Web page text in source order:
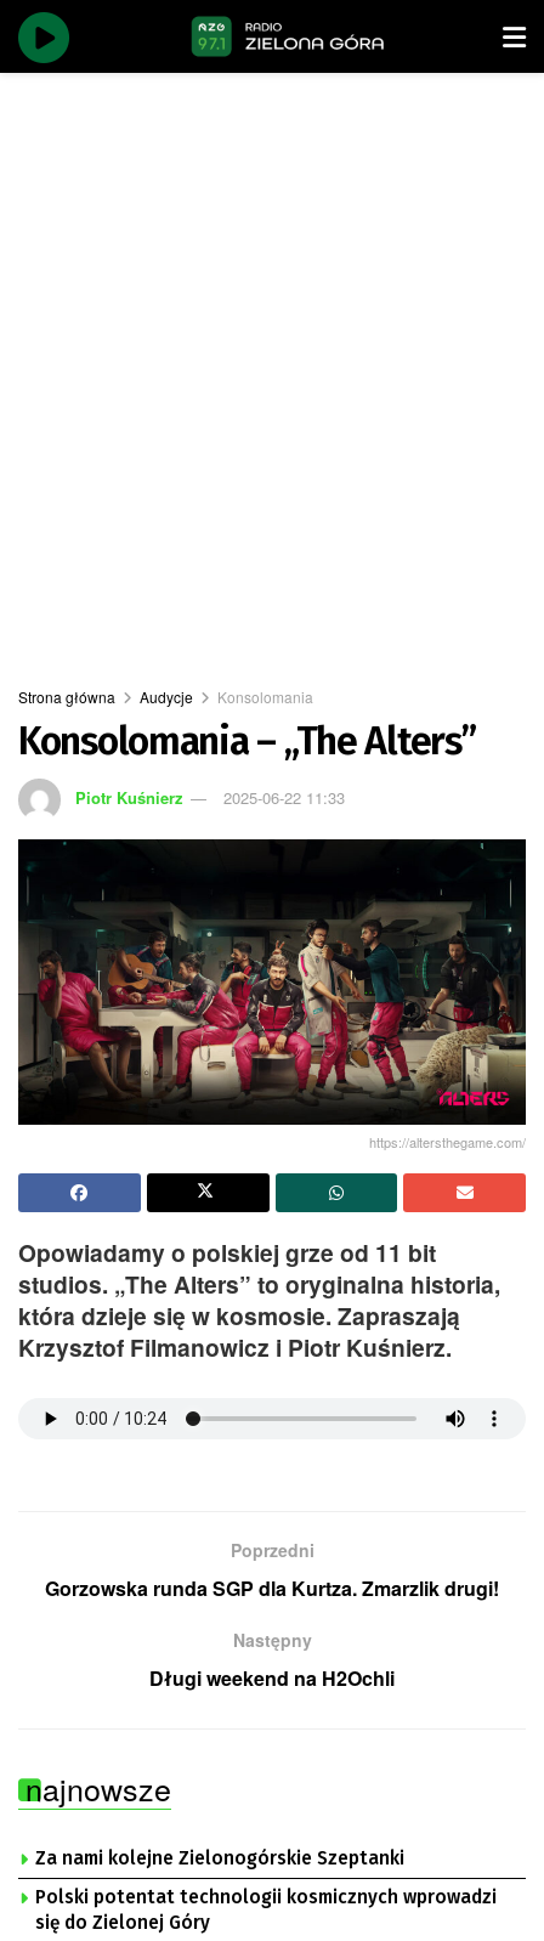
Strona główna Audycje Konsolomania
Konsolomania – „The Alters”
Piotr Kuśnierz 2025-06-22 11:33
https://altersthegame.com/
Opowiadamy o polskiej grze od 11 bit
studios. „The Alters” to oryginalna historia,
która dzieje się w kosmosie. Zapraszają
Krzysztof Filmanowicz i Piotr Kuśnierz.
Poprzedni
Gorzowska runda SGP dla Kurtza. Zmarzlik drugi!
Następny
Długi weekend na H2Ochli
najnowsze
Za nami kolejne Zielonogórskie Szeptanki
Polski potentat technologii kosmicznych wprowadzi
się do Zielonej Góry